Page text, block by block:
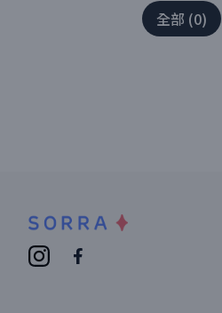
全部 (0)